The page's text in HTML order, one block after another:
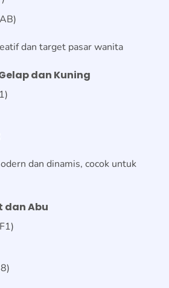
dan target pasar wanita
dan Kuning
dan dinamis, cocok untuk
dan Abu